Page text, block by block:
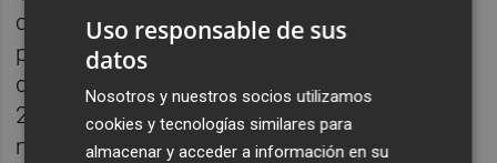
computación y la tecnología informática y
prevé reducciones significativas en tiempos
de inferencia y consumo energético (de un
20% ambos) y el 25% de reducción en
memoria requerida.
Uso responsable de sus
datos
Nosotros y nuestros socios utilizamos
cookies y tecnologías similares para
almacenar y acceder a información en su